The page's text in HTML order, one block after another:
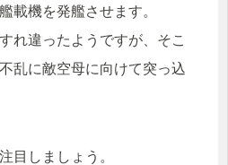
載機を発艦させます。
れ違ったようですが、そこ
乱に敵空母に向けて突っ込
目しましょう。